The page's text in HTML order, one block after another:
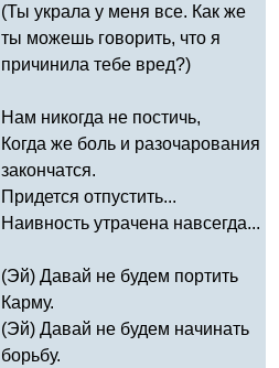
(Ты украла у меня все. Как же
ты можешь говорить, что я
причинила тебе вред?)
Нам никогда не постичь,
Когда же боль и разочарования
закончатся.
Придется отпустить...
Наивность утрачена навсегда...
(Эй) Давай не будем портить
Карму.
(Эй) Давай не будем начинать
борьбу.